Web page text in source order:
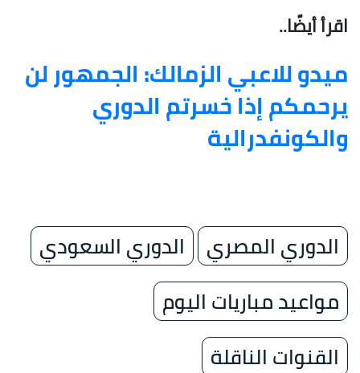
اقرأ أيضًا..
ميدو للاعبي الزمالك: الجمهور لن
يرحمكم إذا خسرتم الدوري
والكونفدرالية
الدوري المصري
الدوري السعودي
مواعيد مباريات اليوم
القنوات الناقلة